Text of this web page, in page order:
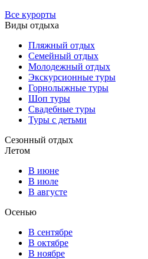
Все курорты
Виды отдыха
Пляжный отдых
Семейный отдых
Молодежный отдых
Экскурсионные туры
Горнолыжные туры
Шоп туры
Свадебные туры
Туры с детьми
Сезонный отдых
Летом
В июне
В июле
В августе
Осенью
В сентябре
В октябре
В ноябре